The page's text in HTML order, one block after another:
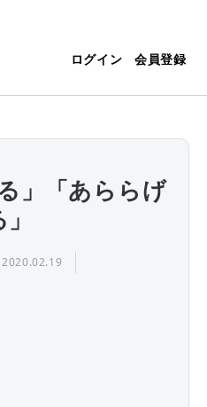
ログイン 会員登録
」「あららげ
2020.02.19